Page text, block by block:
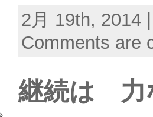
2月 19th, 2014
Comments are
継続は 力